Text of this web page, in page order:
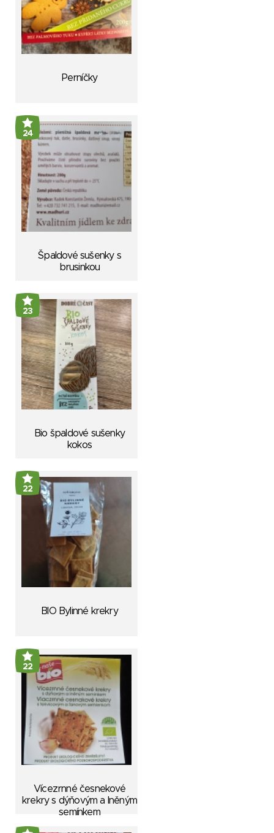
Perníčky
24
Špaldové sušenky s
brusinkou
23
Bio špaldové sušenky
kokos
22
BIO Bylinné krekry
22
Vícezrnné česnekové
krekry s dýňovým a lněným
semínkem